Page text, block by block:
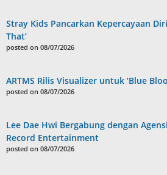
Stray Kids Pancarkan Kepercayaan
That’
posted on 08/07/2026
ARTMS Rilis Visualizer untuk ‘Blue
posted on 08/07/2026
Lee Dae Hwi Bergabung dengan
Record Entertainment
posted on 08/07/2026